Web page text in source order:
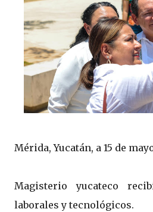
Mérida, Yucatán, a 15 de
Magisterio yucateco
laborales y tecnológicos.